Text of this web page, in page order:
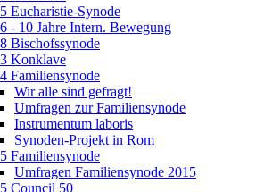
Eucharistie-Synode
- 10 Jahre Intern. Bewegung
Bischofssynode
Konklave
Familiensynode
Wir alle sind gefragt!
Umfragen zur Familiensynode
Instrumentum laboris
Synoden-Projekt in Rom
Familiensynode
Umfragen Familiensynode 2015
Council 50